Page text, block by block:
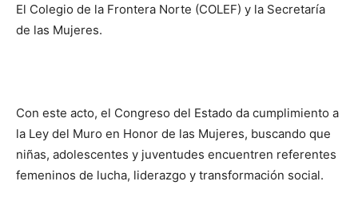
El Colegio de la Frontera Norte (COLEF) y la Secretaría
de las Mujeres.
Con este acto, el Congreso del Estado da cumplimiento a
la Ley del Muro en Honor de las Mujeres, buscando que
niñas, adolescentes y juventudes encuentren referentes
femeninos de lucha, liderazgo y transformación social.